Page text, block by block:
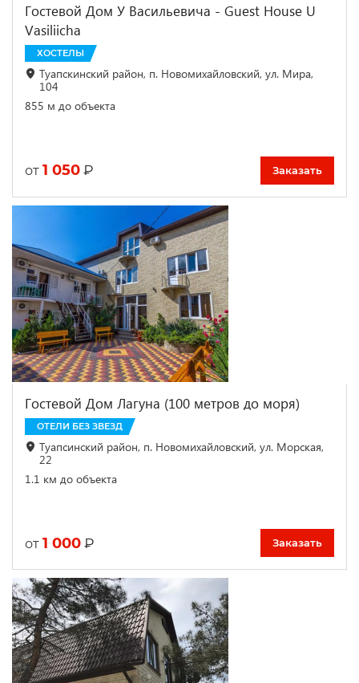
Гостевой Дом У Васильевича - Guest House U
Vasiliicha
ХОСТЕЛЫ
Туапскинский район, п. Новомихайловский, ул. Мира,
104
855 м до объекта
от 1 050 ₽ Заказать
Гостевой Дом Лагуна (100 метров до моря)
ОТЕЛИ БЕЗ ЗВЕЗД
Туапсинский район, п. Новомихайловский, ул. Морская,
22
1.1 км до объекта
от 1 000 ₽ Заказать